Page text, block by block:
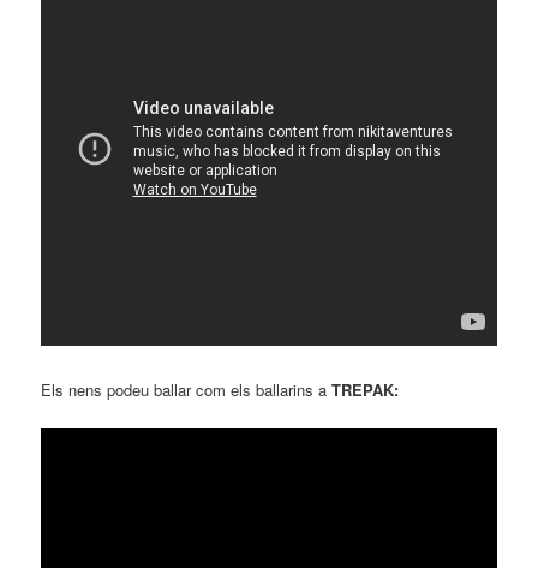
Els nens podeu ballar com els ballarins aTREPAK: